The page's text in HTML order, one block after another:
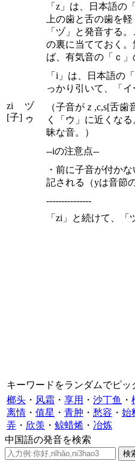
zi
[子]
ヅ
ゥ
「z」は、日本語の
上の歯と舌の歯を
「ヅ」と発音する
の裏に当てておく
ば、有気音の「ｃ」
「i」は、日本語の
っかり引いて、「イ
（子音がｚ,c,s[舌
く「ウ」に近くな
昧な音。）
--iの注意点--
・前に子音が付か
記される（yは音節
---------------
「zi」と続けて、「
キーワードをランダムでピッ
榔头 ・ 风霜 ・ 享用 ・ 沙丁鱼 ・
离情 ・ 值星 ・ 青肿 ・ 愁容 ・ 始
弄 ・ 欣羡 ・ 鲸蜡烯 ・ 冶炼
中国語の発音を検索